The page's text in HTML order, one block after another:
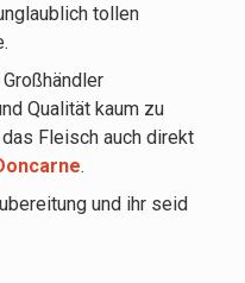
tollen
Qualität kaum zu
Fleisch auch direkt
.
und ihr seid